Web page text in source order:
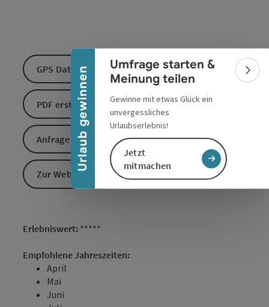
Urlaub gewinnen
Banner einklappen
Umfrage starten &
Meinung teilen
Gewinne mit etwas Glück ein
unvergessliches
Urlaubserlebnis!
Jetzt
mitmachen
Erlebniswert: *****
Empfohlene Jahreszeiten:
April
Mai
Juni
GPS Daten downloaden
PDF erstellen
Anfrage senden
Zur Website